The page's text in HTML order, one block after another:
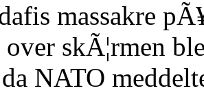
massakre
skÃ¦rmen
da NATO